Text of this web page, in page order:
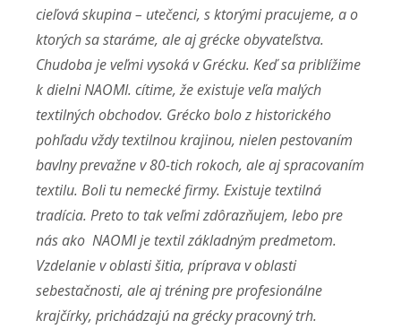
cieľová skupina – utečenci, s ktorými pracujeme, a o
ktorých sa staráme, ale aj grécke obyvateľstva.
Chudoba je veľmi vysoká v Grécku. Keď sa priblížime
k dielni NAOMI. cítime, že existuje veľa malých
textilných obchodov. Grécko bolo z historického
pohľadu vždy textilnou krajinou, nielen pestovaním
bavlny prevažne v 80-tich rokoch, ale aj spracovaním
textilu. Boli tu nemecké firmy. Existuje textilná
tradícia. Preto to tak veľmi zdôrazňujem, lebo pre
nás ako NAOMI je textil základným predmetom.
Vzdelanie v oblasti šitia, príprava v oblasti
sebestačnosti, ale aj tréning pre profesionálne
krajčírky, prichádzajú na grécky pracovný trh.